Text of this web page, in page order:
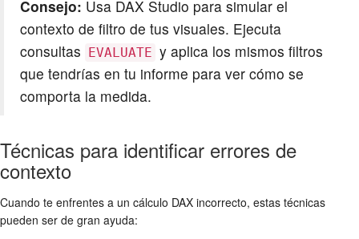
Consejo: Usa DAX Studio para simular el
contexto de filtro de tus visuales. Ejecuta
consultas EVALUATE y aplica los mismos filtros
que tendrías en tu informe para ver cómo se
comporta la medida.
Técnicas para identificar errores de
contexto
Cuando te enfrentes a un cálculo DAX incorrecto, estas técnicas
pueden ser de gran ayuda: